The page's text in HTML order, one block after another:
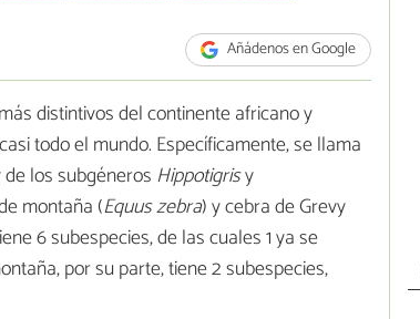
Añádenos en Google
distintivos del continente africano y
todo el mundo. Específicamente, se llama
de los subgéneros Hippotigrisy
montaña (Equus zebra) y cebra de Grevy
6 subespecies, de las cuales 1 ya se
por su parte, tiene 2 subespecies,